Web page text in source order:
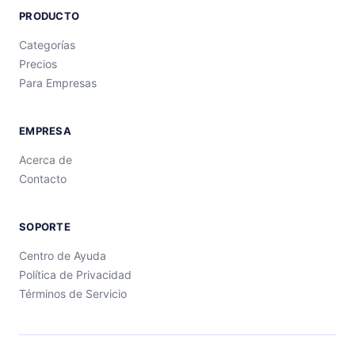
PRODUCTO
Categorías
Precios
Para Empresas
EMPRESA
Acerca de
Contacto
SOPORTE
Centro de Ayuda
Política de Privacidad
Términos de Servicio